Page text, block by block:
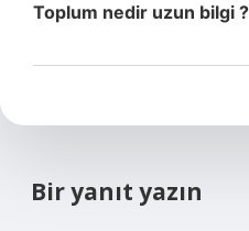
Toplum nedir uzun bilgi ?
Bir yanıt yazın